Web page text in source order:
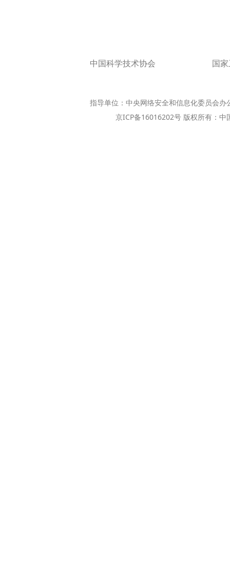
中国科学技术协会 国
指导单位：中央网络安全和信息化委员会
京ICP备16016202号 版权所有：